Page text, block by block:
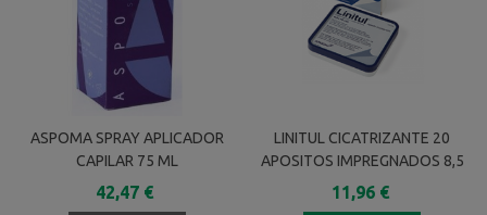
ASPOMA SPRAY APLICADOR
CAPILAR 75 ML
42,47 €
LINITUL CICATRIZANTE 20
APOSITOS IMPREGNADOS 8,5
X 10 Cm
11,96 €